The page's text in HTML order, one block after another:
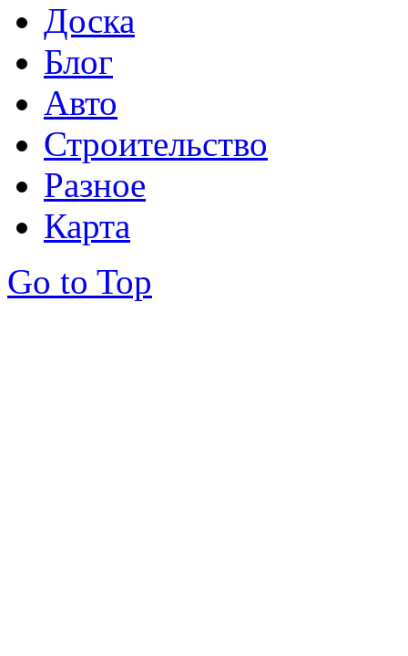
Доска
Блог
Авто
Строительство
Разное
Карта
Go to Top